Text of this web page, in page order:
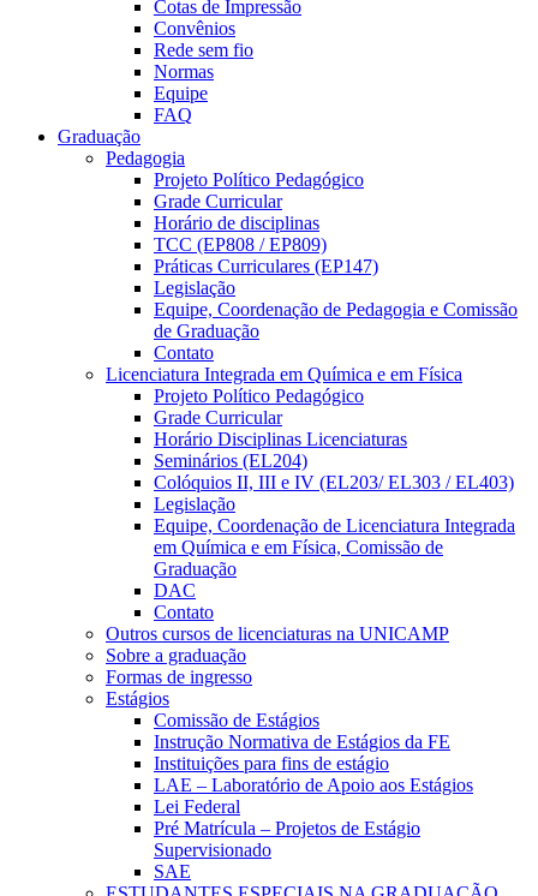
Cotas de Impressão
Convênios
Rede sem fio
Normas
Equipe
FAQ
Graduação
Pedagogia
Projeto Político Pedagógico
Grade Curricular
Horário de disciplinas
TCC (EP808 / EP809)
Práticas Curriculares (EP147)
Legislação
Equipe, Coordenação de Pedagogia e Comissão
de Graduação
Contato
Licenciatura Integrada em Química e em Física
Projeto Político Pedagógico
Grade Curricular
Horário Disciplinas Licenciaturas
Seminários (EL204)
Colóquios II, III e IV (EL203/ EL303 / EL403)
Legislação
Equipe, Coordenação de Licenciatura Integrada
em Química e em Física, Comissão de
Graduação
DAC
Contato
Outros cursos de licenciaturas na UNICAMP
Sobre a graduação
Formas de ingresso
Estágios
Comissão de Estágios
Instrução Normativa de Estágios da FE
Instituições para fins de estágio
LAE – Laboratório de Apoio aos Estágios
Lei Federal
Pré Matrícula – Projetos de Estágio
Supervisionado
SAE